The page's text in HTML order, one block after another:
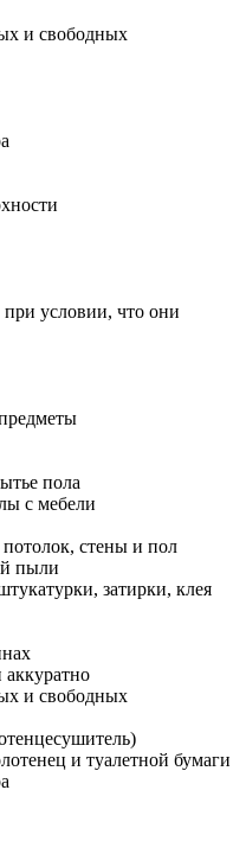
и свободных
условии, что они
пола
с мебели
стены и пол
пыли
затирки, клея
и свободных
и туалетной бумаги